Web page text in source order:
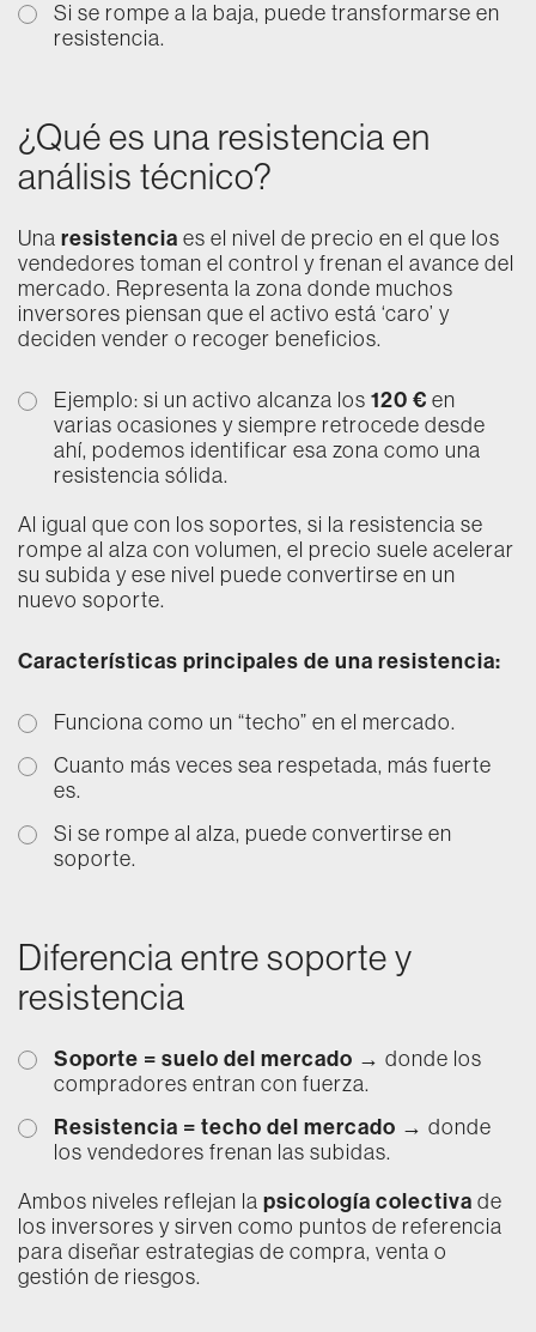
Si se rompe a la baja, puede transformarse en
resistencia.
¿Qué es una resistencia en
análisis técnico?
Una resistencia es el nivel de precio en el que los
vendedores toman el control y frenan el avance del
mercado. Representa la zona donde muchos
inversores piensan que el activo está ‘caro’ y
deciden vender o recoger beneficios.
Ejemplo: si un activo alcanza los 120 € en
varias ocasiones y siempre retrocede desde
ahí, podemos identificar esa zona como una
resistencia sólida.
Al igual que con los soportes, si la resistencia se
rompe al alza con volumen, el precio suele acelerar
su subida y ese nivel puede convertirse en un
nuevo soporte.
Características principales de una resistencia:
Funciona como un “techo” en el mercado.
Cuanto más veces sea respetada, más fuerte
es.
Si se rompe al alza, puede convertirse en
soporte.
Diferencia entre soporte y
resistencia
Soporte = suelo del mercado → donde los
compradores entran con fuerza.
Resistencia = techo del mercado → donde
los vendedores frenan las subidas.
Ambos niveles reflejan la psicología colectiva de
los inversores y sirven como puntos de referencia
para diseñar estrategias de compra, venta o
gestión de riesgos.